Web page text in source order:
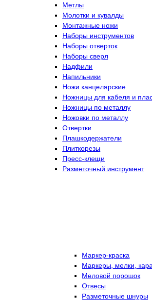
Метлы
Молотки и кувалды
Монтажные ножи
Наборы инструментов
Наборы отверток
Наборы сверл
Надфили
Напильники
Ножи канцелярские
Ножницы для кабеля и
Ножницы по металлу
Ножовки по металлу
Отвертки
Плашкодержатели
Плиткорезы
Пресс-клещи
Разметочный инструмент
Маркер-краска
Маркеры, мелки,
Меловой порошок
Отвесы
Разметочные шнуры